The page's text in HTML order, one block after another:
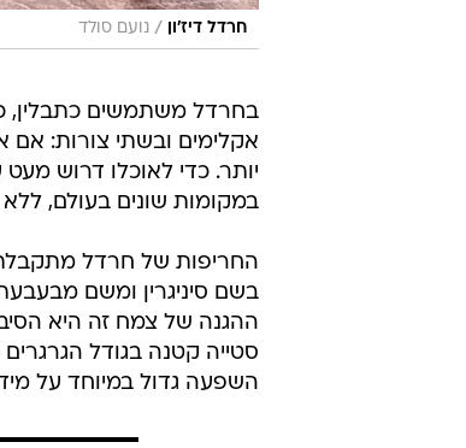
חרדל דיז'ון / נועם סולד
בחרדל משתמשים כתבלין,
אקלימים ובשתי צורות: אם
יותר. כדי לאוכלו דרוש
במקומות שונים בעולם, ללא
החריפות של חרדל מתקבלת
בשם סיניגרין ומשם
ההגנה של צמח זה היא
סטייה קטנה בגודל
השפעה גדול במיוחד על